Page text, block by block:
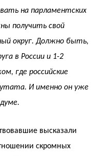
на парламентских
получить свой
округ. Должно быть,
в России и 1-2
где российские
И именно он уже
высказали
скромных